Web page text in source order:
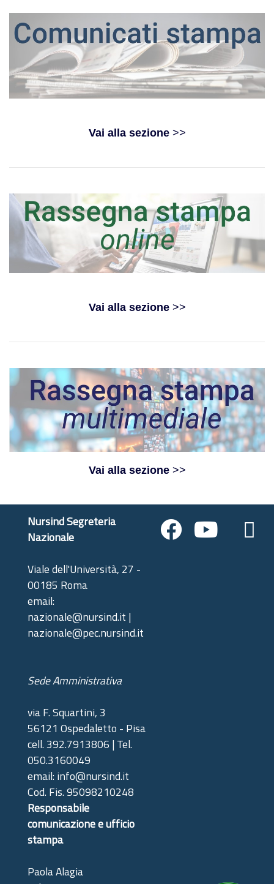
Vai alla sezione >>
Vai alla sezione >>
Vai alla sezione >>
Nursind Segreteria
Nazionale
Viale dell'Università, 27 -
00185 Roma
email:
nazionale@nursind.it |
nazionale@pec.nursind.it
Sede Amministrativa
via F. Squartini, 3
56121 Ospedaletto - Pisa
cell. 392.7913806 | Tel.
050.3160049
email: info@nursind.it
Cod. Fis. 95098210248
Responsabile
comunicazione e ufficio
stampa
Paola Alagia